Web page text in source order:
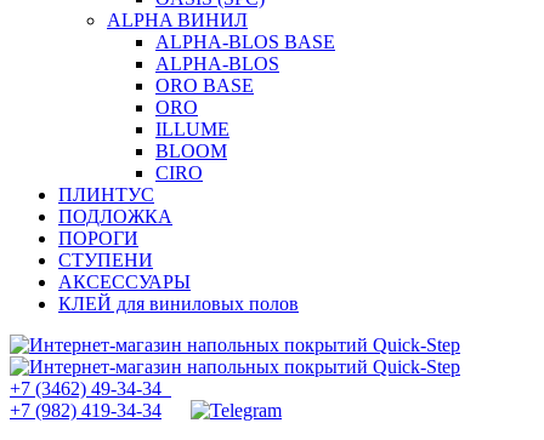
ALPHA ВИНИЛ
ALPHA-BLOS BASE
ALPHA-BLOS
ORO BASE
ORO
ILLUME
BLOOM
CIRO
ПЛИНТУС
ПОДЛОЖКА
ПОРОГИ
СТУПЕНИ
АКСЕССУАРЫ
КЛЕЙ для виниловых полов
+7 (3462) 49-34-34
+7 (982) 419-34-34